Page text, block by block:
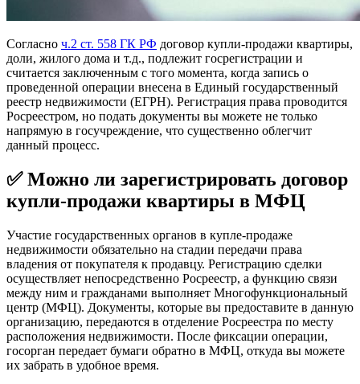
Согласно ч.2 ст. 558 ГК РФ договор купли-продажи квартиры,
доли, жилого дома и т.д., подлежит госрегистрации и
считается заключенным с того момента, когда запись о
проведенной операции внесена в Единый государственный
реестр недвижимости (ЕГРН). Регистрация права проводится
Росреестром, но подать документы вы можете не только
напрямую в госучреждение, что существенно облегчит
данный процесс.
✅ Можно ли зарегистрировать договор
купли-продажи квартиры в МФЦ
Участие государственных органов в купле-продаже
недвижимости обязательно на стадии передачи права
владения от покупателя к продавцу. Регистрацию сделки
осуществляет непосредственно Росреестр, а функцию связи
между ним и гражданами выполняет Многофункциональный
центр (МФЦ). Документы, которые вы предоставите в данную
организацию, передаются в отделение Росреестра по месту
расположения недвижимости. После фиксации операции,
госорган передает бумаги обратно в МФЦ, откуда вы можете
их забрать в удобное время.